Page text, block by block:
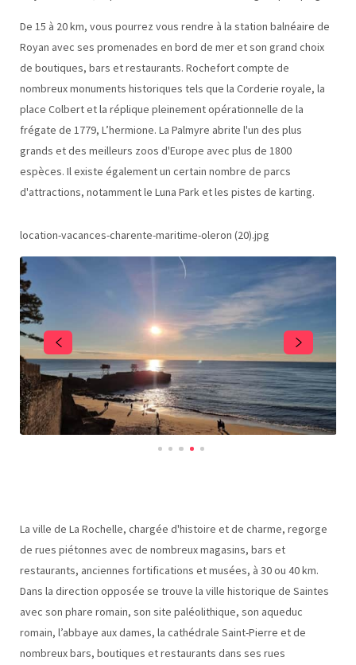
De 15 à 20 km, vous pourrez vous rendre à la station balnéaire de
Royan avec ses promenades en bord de mer et son grand choix
de boutiques, bars et restaurants. Rochefort compte de
nombreux monuments historiques tels que la Corderie royale, la
place Colbert et la réplique pleinement opérationnelle de la
frégate de 1779, L’hermione. La Palmyre abrite l'un des plus
grands et des meilleurs zoos d'Europe avec plus de 1800
espèces. Il existe également un certain nombre de parcs
d'attractions, notamment le Luna Park et les pistes de karting.
location-vacances-charente-maritime-oleron (20).jpg
La ville de La Rochelle, chargée d'histoire et de charme, regorge
de rues piétonnes avec de nombreux magasins, bars et
restaurants, anciennes fortifications et musées, à 30 ou 40 km.
Dans la direction opposée se trouve la ville historique de Saintes
avec son phare romain, son site paléolithique, son aqueduc
romain, l’abbaye aux dames, la cathédrale Saint-Pierre et de
nombreux bars, boutiques et restaurants dans ses rues